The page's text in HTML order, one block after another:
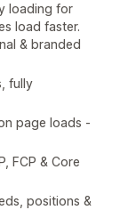
loading for
load faster.
& branded
fully
page loads -
FCP & Core
positions &